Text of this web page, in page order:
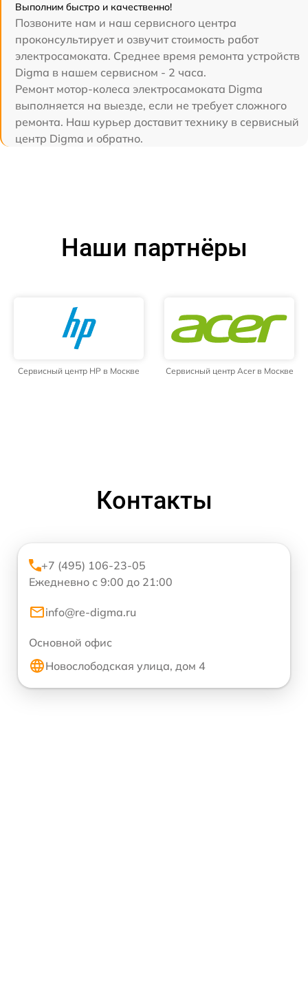
Выполним быстро и качественно!
Позвоните нам и наш сервисного центра
проконсультирует и озвучит стоимость работ
электросамоката. Среднее время ремонта устройств
Digma в нашем сервисном - 2 часа.
Ремонт мотор-колеса электросамоката Digma
выполняется на выезде, если не требует сложного
ремонта. Наш курьер доставит технику в сервисный
центр Digma и обратно.
Наши партнёры
Сервисный центр HP в Москве Сервисный центр Acer в Москве
Контакты
+7 (495) 106-23-05
Ежедневно с 9:00 до 21:00
info@re-digma.ru
Основной офис
Новослободская улица, дом 4